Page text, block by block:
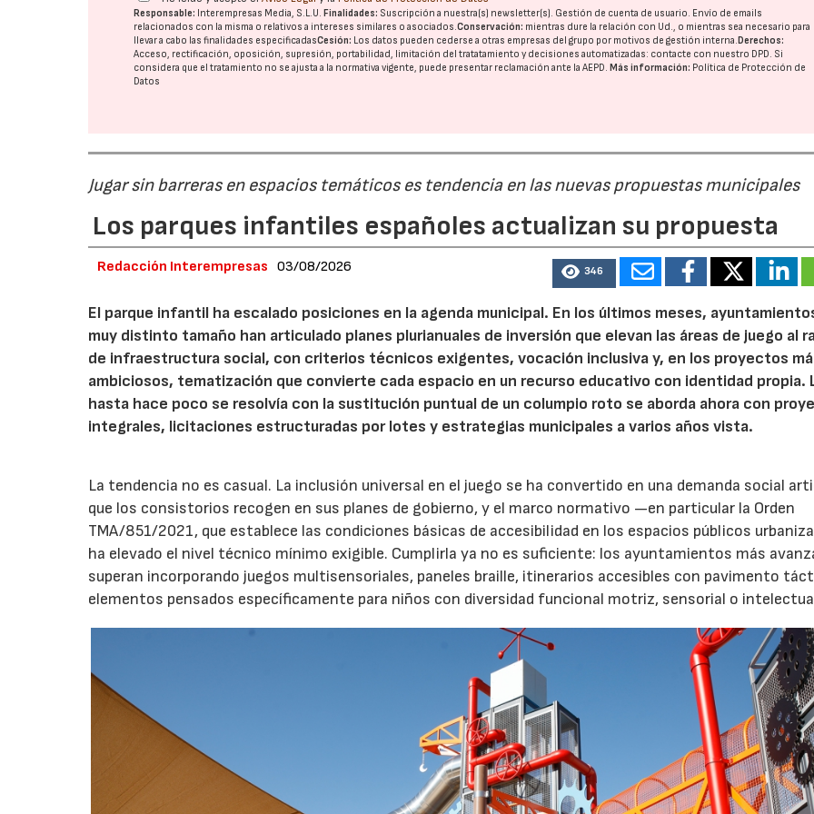
Responsable: Interempresas Media, S.L.U. Finalidades: Suscripción a nuestra(s) newsletter(s). Gestión de cuenta de usuario. Envío de emails
relacionados con la misma o relativos a intereses similares o asociados.Conservación: mientras dure la relación con Ud., o mientras sea necesario para
llevar a cabo las finalidades especificadasCesión: Los datos pueden cederse a otras empresas del grupo por motivos de gestión interna. Derechos:
Acceso, rectificación, oposición, supresión, portabilidad, limitación del tratatamiento y decisiones automatizadas: contacte con nuestro DPD. Si
considera que el tratamiento no se ajusta a la normativa vigente, puede presentar reclamación ante laAEPD. Más información: Política de Protección de
Datos
Jugar sin barreras en espacios temáticos es tendencia en las nuevas propuestas municipales
Los parques infantiles españoles actualizan su propuesta
Redacción Interempresas 03/08/2026 346
El parque infantil ha escalado posiciones en la agenda municipal. En los últimos meses,
muy distinto tamaño han articulado planes plurianuales de inversión que elevan las áreas de juego al
de infraestructura social, con criterios técnicos exigentes, vocación inclusiva y, en los proyectos
ambiciosos, tematización que convierte cada espacio en un recurso educativo con identidad propia.
hasta hace poco se resolvía con la sustitución puntual de un columpio roto se aborda ahora con
integrales, licitaciones estructuradas por lotes y estrategias municipales a varios años vista.
La tendencia no es casual. La inclusión universal en el juego se ha convertido en una demanda social
que los consistorios recogen en sus planes de gobierno, y el marco normativo —en particular la Orden
TMA/851/2021, que establece las condiciones básicas de accesibilidad en los espacios públicos
ha elevado el nivel técnico mínimo exigible. Cumplirla ya no es suficiente: los ayuntamientos más
superan incorporando juegos multisensoriales, paneles braille, itinerarios accesibles con pavimento
elementos pensados específicamente para niños con diversidad funcional motriz, sensorial o